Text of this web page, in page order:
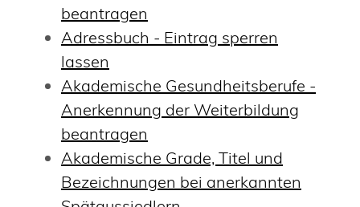
beantragen
Adressbuch - Eintrag sperren
lassen
Akademische Gesundheitsberufe -
Anerkennung der Weiterbildung
beantragen
Akademische Grade, Titel und
Bezeichnungen bei anerkannten